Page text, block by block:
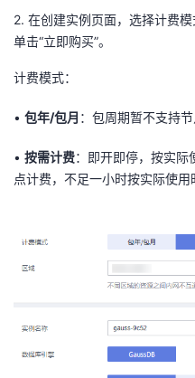
2. 在创建实例页面，选择计费模
单击“立即购买”。
计费模式：
• 包年/包月 ：包周期暂不支持节
• 按需计费：即开即停，按实际
点计费，不足一小时按实际使用